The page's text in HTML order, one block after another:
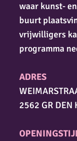
waar kunst-
buurt
vrijwilligers
programma
ADRES
2562 GR DEN